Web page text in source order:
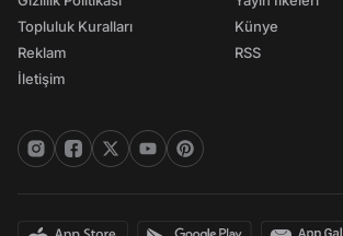
Topluluk Kuralları
Reklam
İletişim
Künye
RSS